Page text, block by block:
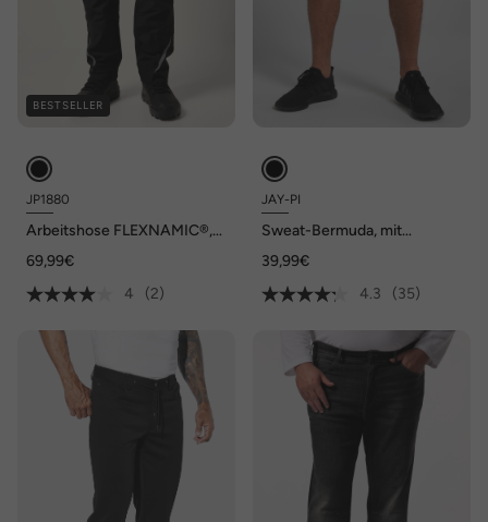
BESTSELLER
JP1880
Arbeitshose FLEXNAMIC®,
Taschen, bis Gr. 72
69,99€
4
(2)
JAY-PI
Sweat-Bermuda, mit
39,99€
4.3
(35)